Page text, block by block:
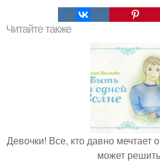
Читайте также
Девочки! Все, кто давно мечтает
может